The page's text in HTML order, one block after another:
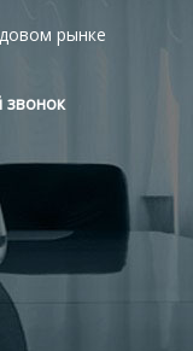
рынке